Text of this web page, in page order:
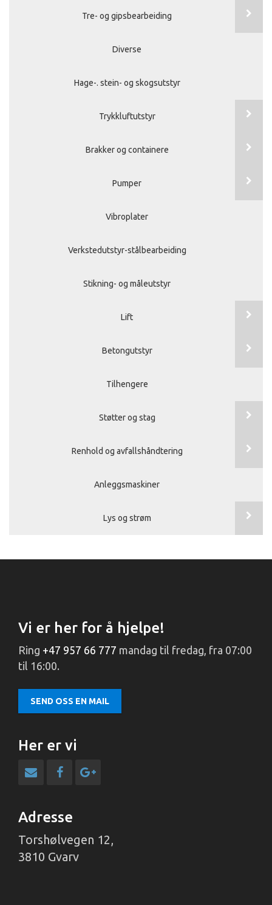
Tre- og gipsbearbeiding
Diverse
Hage-. stein- og skogsutstyr
Trykkluftutstyr
Brakker og containere
Pumper
Vibroplater
Verkstedutstyr-stålbearbeiding
Stikning- og måleutstyr
Lift
Betongutstyr
Tilhengere
Støtter og stag
Renhold og avfallshåndtering
Anleggsmaskiner
Lys og strøm
Vi er her for å hjelpe!
Ring +47 957 66 777 mandag til fredag, fra 07:00
til 16:00.
SEND OSS EN MAIL
Her er vi
Adresse
Torshølvegen 12,
3810 Gvarv